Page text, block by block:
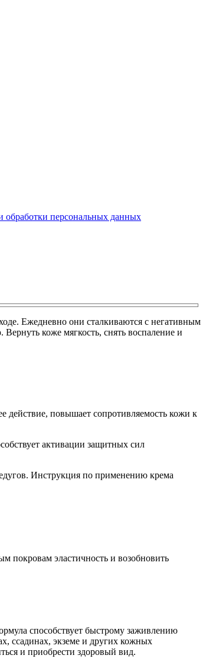
персональных данных
Ежедневно они сталкиваются с негативным
коже мягкость, снять воспаление и
повышает сопротивляемость кожи к
активации защитных сил
Инструкция по применению крема
покровам эластичность и возобновить
способствует быстрому заживлению
ссадинах, экземе и других кожных
и приобрести здоровый вид.